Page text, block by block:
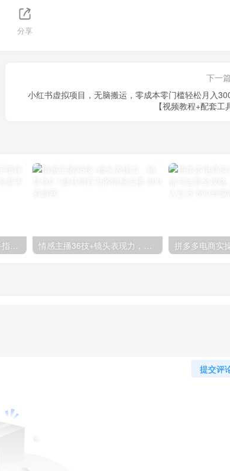
分享
下一
小红书虚拟项目，无脑搬运，零成本零门槛轻松月入
【视频教程+配套工
提交评